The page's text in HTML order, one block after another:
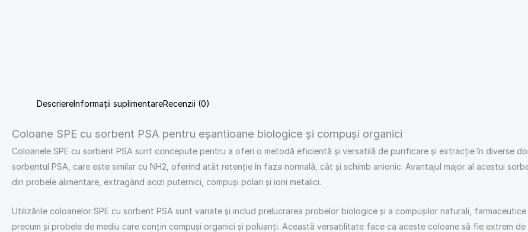
DescriereInformații suplimentareRecenzii (0)
Coloane SPE cu sorbent PSA pentru eșantioane biologice și compuși organici
Coloanele SPE cu sorbent PSA sunt concepute pentru a oferi o metodă eficientă și versatilă de purificare și extracție în diverse
sorbentul PSA, care este similar cu NH2, oferind atât retenție în faza normală, cât și schimb anionic. Avantajul major al acestui
din probele alimentare, extragând acizi puternici, compuși polari și ioni metalici.
Utilizările coloanelor SPE cu sorbent PSA sunt variate și includ prelucrarea probelor biologice și a compușilor naturali,
precum și probele de mediu care conțin compuși organici și poluanți. Această versatilitate face ca aceste coloane să fie extrem